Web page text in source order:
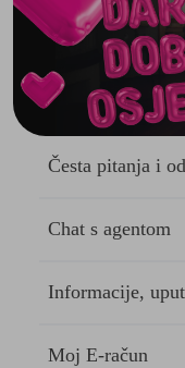
Česta pitanja i
Chat s agentom
Informacije,
Moj E-račun